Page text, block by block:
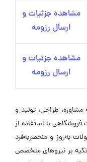
مشاهده جزئیات و
ارسال رزومه
مشاهده جزئیات و
ارسال رزومه
طراحی، تولید و
با استفاده از
به‌روز و منحصر‌به‌فرد
بر نیروهای متخصص